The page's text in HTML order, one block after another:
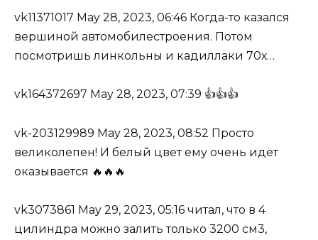
vk11371017 May 28, 2023, 06:46 Когда-то казался
вершиной автомобилестроения. Потом
посмотришь линкольны и кадиллаки 70х…
vk164372697 May 28, 2023, 07:39 👍👍👍
vk-203129989 May 28, 2023, 08:52 Просто
великолепен! И белый цвет ему очень идёт
оказывается 🔥🔥🔥
vk3073861 May 29, 2023, 05:16 читал, что в 4
цилиндра можно залить только 3200 см3,